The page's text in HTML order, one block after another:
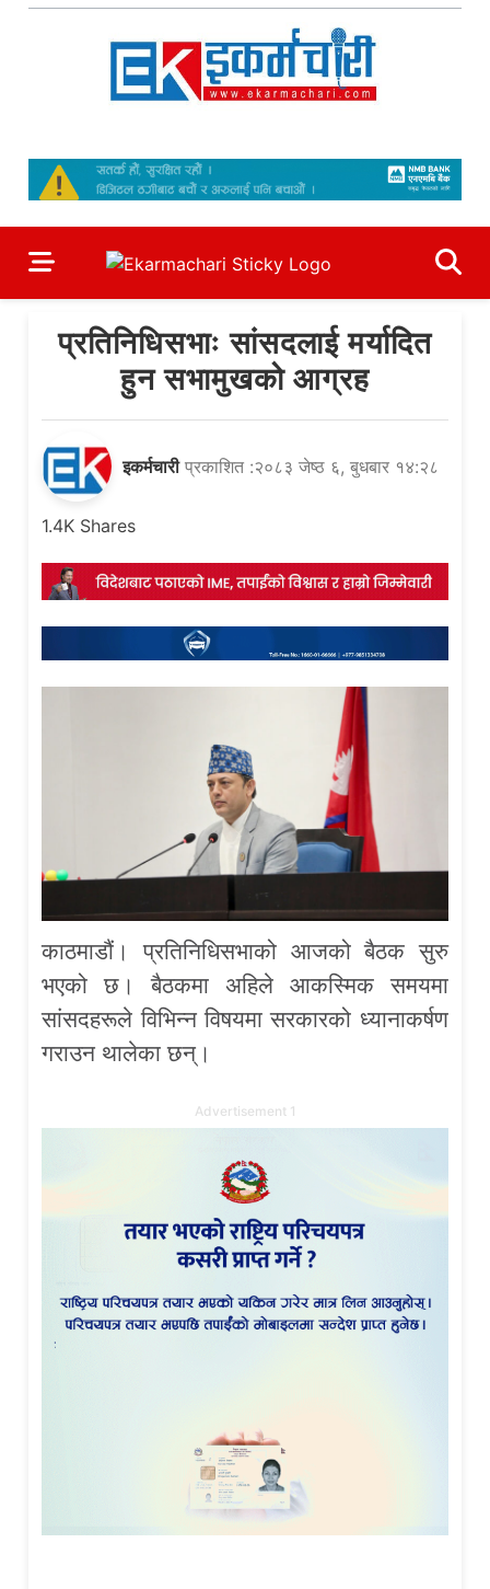
Skip
प्रतिनिधिसभाः सांसदलाई मर्यादित
हुन सभामुखको आग्रह
इकर्मचारी प्रकाशित :२०८३ जेष्ठ ६, बुधबार १४:२८
1.4K Shares
काठमाडौं। प्रतिनिधिसभाको आजको बैठक सुरु
भएको छ। बैठकमा अहिले आकस्मिक समयमा
सांसदहरूले विभिन्न विषयमा सरकारको ध्यानाकर्षण
गराउन थालेका छन्।
Advertisement 1